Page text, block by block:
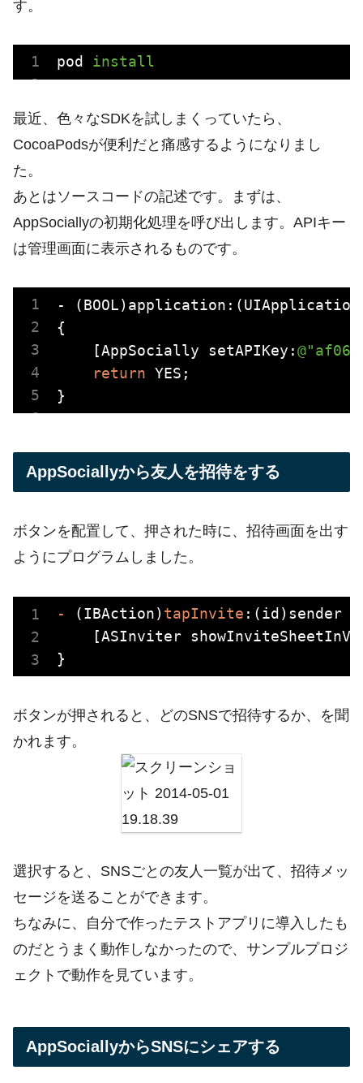
す。
pod install
最近、色々なSDKを試しまくっていたら、
CocoaPodsが便利だと痛感するようになりまし
た。
あとはソースコードの記述です。まずは、
AppSociallyの初期化処理を呼び出します。APIキー
は管理画面に表示されるものです。
- (BOOL)application:(UIApplication
{
    [AppSocially setAPIKey:
return YES ;
AppSociallyから友人を招待をする
ボタンを配置して、押された時に、招待画面を出す
ようにプログラムしました。
- (IBAction) tapInvite :(id)sender
[ASInviter
ボタンが押されると、どのSNSで招待するか、を聞
かれます。
選択すると、SNSごとの友人一覧が出て、招待メッ
セージを送ることができます。
ちなみに、自分で作ったテストアプリに導入したも
のだとうまく動作しなかったので、サンプルプロジ
ェクトで動作を見ています。
AppSociallyからSNSにシェアする